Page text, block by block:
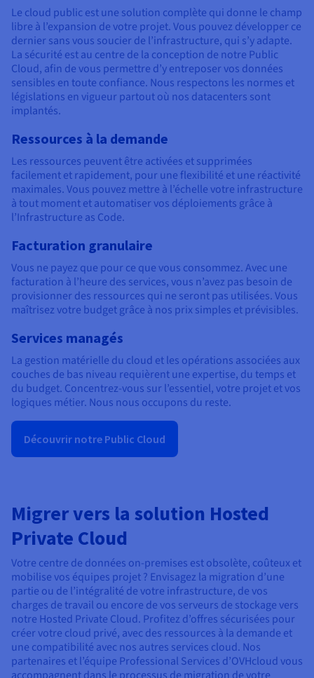
Le cloud public est une solution complète qui donne le champ
libre à l’expansion de votre projet. Vous pouvez développer ce
dernier sans vous soucier de l’infrastructure, qui s’y adapte.
La sécurité est au centre de la conception de notre Public
Cloud, afin de vous permettre d’y entreposer vos données
sensibles en toute confiance. Nous respectons les normes et
législations en vigueur partout où nos datacenters sont
implantés.
Ressources à la demande
Les ressources peuvent être activées et supprimées
facilement et rapidement, pour une flexibilité et une réactivité
maximales. Vous pouvez mettre à l’échelle votre infrastructure
à tout moment et automatiser vos déploiements grâce à
l’Infrastructure as Code.
Facturation granulaire
Vous ne payez que pour ce que vous consommez. Avec une
facturation à l’heure des services, vous n’avez pas besoin de
provisionner des ressources qui ne seront pas utilisées. Vous
maîtrisez votre budget grâce à nos prix simples et prévisibles.
Services managés
La gestion matérielle du cloud et les opérations associées aux
couches de bas niveau requièrent une expertise, du temps et
du budget. Concentrez-vous sur l’essentiel, votre projet et vos
logiques métier. Nous nous occupons du reste.
Découvrir notre Public Cloud
Migrer vers la solution Hosted
Private Cloud
Votre centre de données on-premises est obsolète, coûteux et
mobilise vos équipes projet ? Envisagez la migration d’une
partie ou de l’intégralité de votre infrastructure, de vos
charges de travail ou encore de vos serveurs de stockage vers
notre Hosted Private Cloud. Profitez d’offres sécurisées pour
créer votre cloud privé, avec des ressources à la demande et
une compatibilité avec nos autres services cloud. Nos
partenaires et l’équipe Professional Services d’OVHcloud vous